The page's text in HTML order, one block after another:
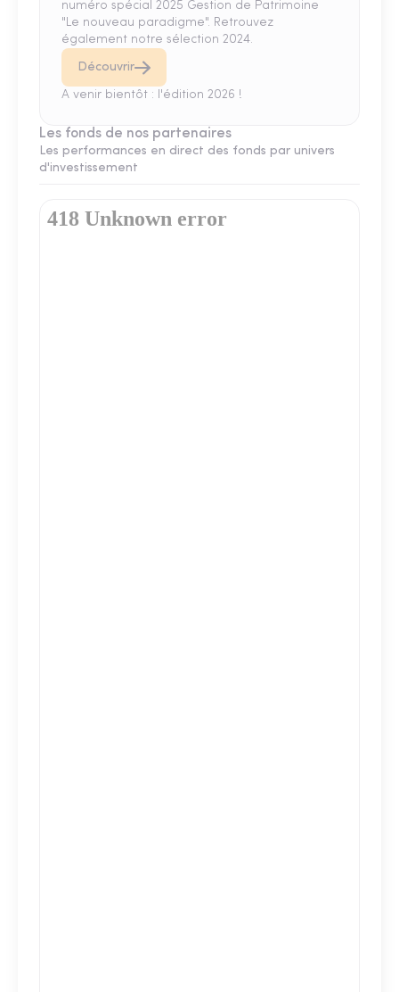
numéro spécial 2025 Gestion de Patrimoine
"Le nouveau paradigme". Retrouvez
également notre sélection 2024.
Découvrir
A venir bientôt : l'édition 2026 !
Les fonds de nos partenaires
Les performances en direct des fonds par univers
d'investissement